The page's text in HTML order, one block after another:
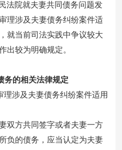
法院就夫妻共同债务问题发
理涉及夫妻债务纠纷案件适
就当前司法实践中争议较大
出较为明确规定。
务的相关法律规定
理涉及夫妻债务纠纷案件适用
双方共同签字或者夫妻一方
负的债务，应当认定为夫妻